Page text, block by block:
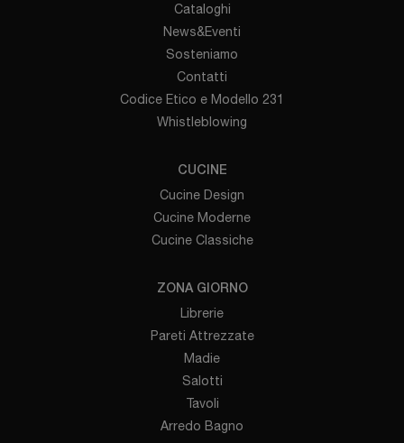
Cataloghi
News&Eventi
Sosteniamo
Contatti
Codice Etico e Modello 231
Whistleblowing
CUCINE
Cucine Design
Cucine Moderne
Cucine Classiche
ZONA GIORNO
Librerie
Pareti Attrezzate
Madie
Salotti
Tavoli
Arredo Bagno